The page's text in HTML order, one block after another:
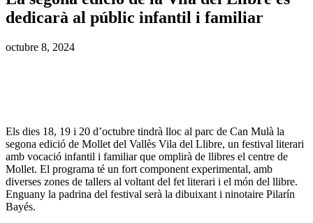
dedicarà al públic infantil i familiar
octubre 8, 2024
Els dies 18, 19 i 20 d’octubre tindrà lloc al parc de Can Mulà la
segona edició de Mollet del Vallès Vila del Llibre, un festival literari
amb vocació infantil i familiar que omplirà de llibres el centre de
Mollet. El programa té un fort component experimental, amb
diverses zones de tallers al voltant del fet literari i el món del llibre.
Enguany la padrina del festival serà la dibuixant i ninotaire Pilarín
Bayés.